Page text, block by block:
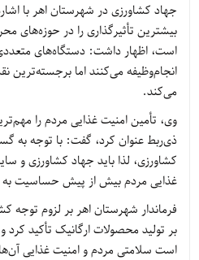
جهاد کشاورزی در شهرستان اهر با
بیشترین تأثیرگذاری را در حوزه‌های
است، اظهار داشت: دستگاه‌های
انجام‌وظیفه می‌کنند اما برجسته‌ترین
می‌کند.
وی، تأمین امنیت غذایی مردم را
ذی‌ربط عنوان کرد، گفت: با توجه به
کشاورزی، لذا باید جهاد کشاورزی و
غذایی مردم بیش از پیش حساسیت
فرماندار شهرستان اهر بر لزوم توجه
بر تولید محصولات ارگانیک تأکید کرد
است سلامتی مردم و امنیت غذایی